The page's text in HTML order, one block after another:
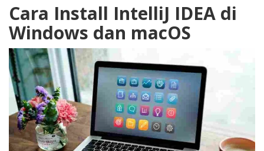
Cara Install IntelliJ IDEA di
Windows dan macOS